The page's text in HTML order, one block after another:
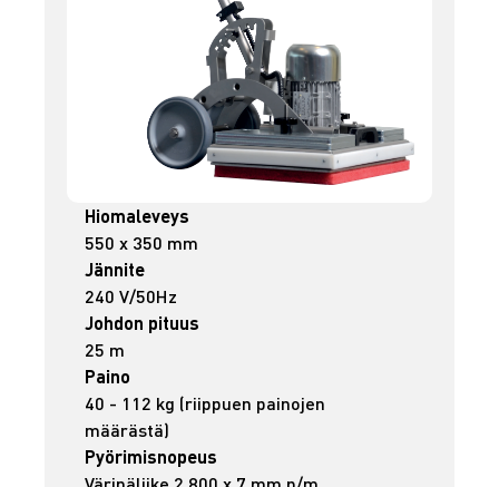
Hiomaleveys
550 x 350 mm
Jännite
240 V/50Hz
Johdon pituus
25 m
Paino
40 - 112 kg (riippuen painojen
määrästä)
Pyörimisnopeus